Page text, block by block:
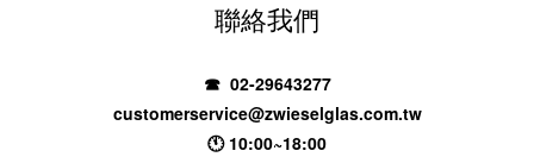
聯絡我們
☎ 02-29643277
customerservice@zwieselglas.com.tw
🕚 10:00~18:00